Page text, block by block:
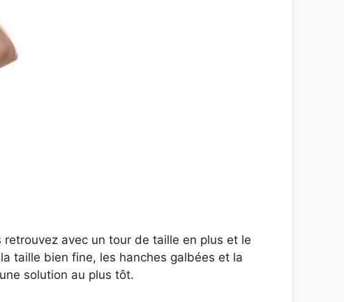
avec un tour de taille en plus et le
taille bien fine, les hanches galbées et la
solution au plus tôt.